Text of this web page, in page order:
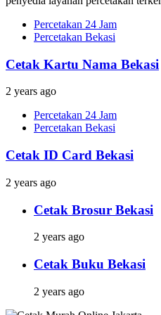
Percetakan 24 Jam
Percetakan Bekasi
Cetak Kartu Nama Bekasi
2 years ago
Percetakan 24 Jam
Percetakan Bekasi
Cetak ID Card Bekasi
2 years ago
Cetak Brosur Bekasi
2 years ago
Cetak Buku Bekasi
2 years ago